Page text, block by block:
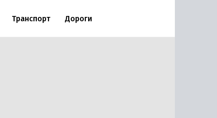
Транспорт Дороги